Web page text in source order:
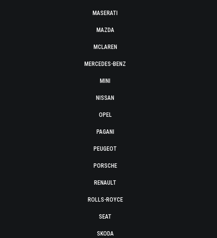
MASERATI
MAZDA
MCLAREN
MERCEDES-BENZ
MINI
NISSAN
OPEL
PAGANI
PEUGEOT
PORSCHE
RENAULT
ROLLS-ROYCE
SEAT
SKODA